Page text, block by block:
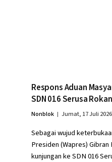
Respons Aduan
SDN 016 Serusa
Nonblok Jumat, 17 Juli 2026
Sebagai wujud
Presiden (Wapres)
kunjungan ke SDN 016